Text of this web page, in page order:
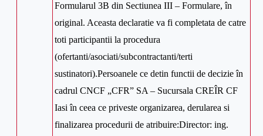
Formularul 3B din Sectiunea III – Formulare, în
original. Aceasta declaratie va fi completata de catre
toti participantii la procedura
(ofertanti/asociati/subcontractanti/terti
sustinatori).Persoanele ce detin functii de decizie în
cadrul CNCF „CFR” SA – Sucursala CREÎR CF
Iasi în ceea ce priveste organizarea, derularea si
finalizarea procedurii de atribuire:Director: ing.